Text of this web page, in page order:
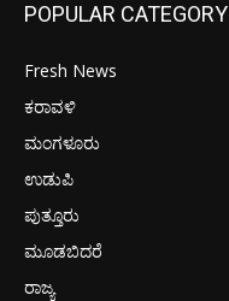
POPULAR CATEGORY
Fresh News
ಕರಾವಳಿ
ಮಂಗಳೂರು
ಉಡುಪಿ
ಪುತ್ತೂರು
ಮೂಡಬಿದರೆ
ರಾಜ್ಯ